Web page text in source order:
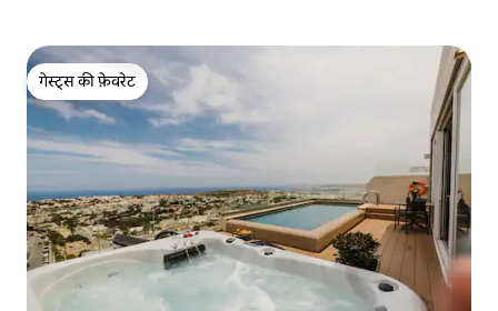
गेस्ट्स की फ़ेवरेट
गेस्ट्स की फ़ेवरेट